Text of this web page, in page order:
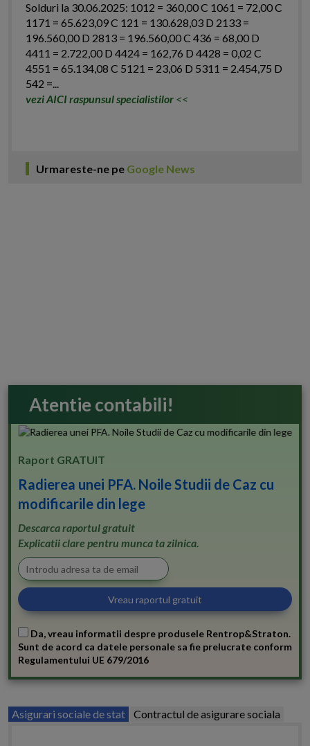
Solduri la 30.06.2025: 1012 = 360,00 C 1061 = 72,00 C
1171 = 65.623,09 C 121 = 130.628,03 D 2133 =
196.560,00 D 2813 = 196.560,00 C 436 = 68,00 D
4411 = 2.722,00 D 4424 = 162,76 D 4428 = 0,02 C
4551 = 65.134,08 C 5121 = 23,06 D 5311 = 2.454,75 D
542 =...
vezi AICI raspunsul specialistilor <<
Urmareste-ne pe Google News
Atentie contabili!
Raport GRATUIT
Radierea unei PFA. Noile Studii de Caz cu
modificarile din lege
Descarca raportul gratuit
Explicatii clare pentru munca ta zilnica.
Da, vreau informatii despre produsele Rentrop&Straton.
Sunt de acord ca datele personale sa fie prelucrate conform
Regulamentului UE 679/2016
Asigurari sociale de stat Contractul de asigurare sociala